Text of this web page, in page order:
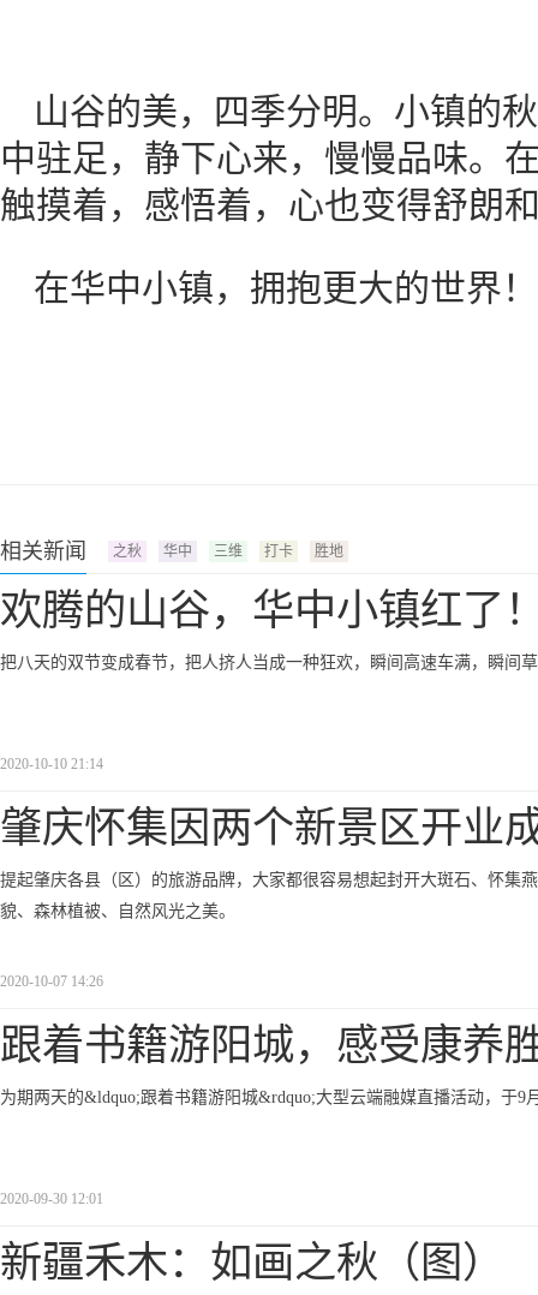
山谷的美，四季分明。小镇的
中驻足，静下心来，慢慢品味。
触摸着，感悟着，心也变得舒朗
在华中小镇，拥抱更大的世界！
相关新闻 之秋 华中 三维 打卡 胜地
欢腾的山谷，华中小镇红了
把八天的双节变成春节，把人挤人当成一种狂欢，瞬间高速车满，瞬间
2020-10-10 21:14
肇庆怀集因两个新景区开业
提起肇庆各县（区）的旅游品牌，大家都很容易想起封开大斑石、怀集
貌、森林植被、自然风光之美。
2020-10-07 14:26
跟着书籍游阳城，感受康养
为期两天的&ldquo;跟着书籍游阳城&rdquo;大型云端融媒直播活动，于9
2020-09-30 12:01
新疆禾木：如画之秋（图）